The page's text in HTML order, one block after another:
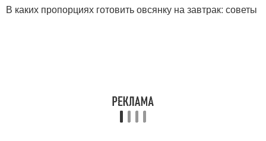
В каких пропорциях готовить овсянку на завтрак: советы